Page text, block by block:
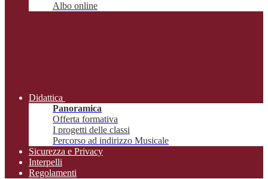
Albo online
Didattica
Panoramica
Offerta formativa
I progetti delle classi
Percorso ad indirizzo Musicale
Sicurezza e Privacy
Interpelli
Regolamenti